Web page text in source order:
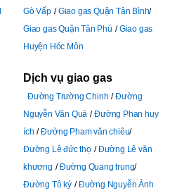
Gò Vấp
Giao gas Quận Tân Bình
Giao gas Quận Tân Phú
Giao gas
Huyện Hóc Môn
Dịch vụ giao gas
Đường Trường Chinh
Đường
Nguyễn Văn Quá
Đường Phan huy
ích
Đường Pham văn chiêu
Đường Lê đức thọ
Đường Lê văn
khương
Đường Quang trung
Đường Tô ký
Đường Nguyễn Ảnh